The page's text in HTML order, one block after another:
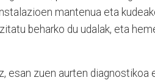
mantenua eta
beharko du udalak, eta
esan zuen aurten diagnostikoa